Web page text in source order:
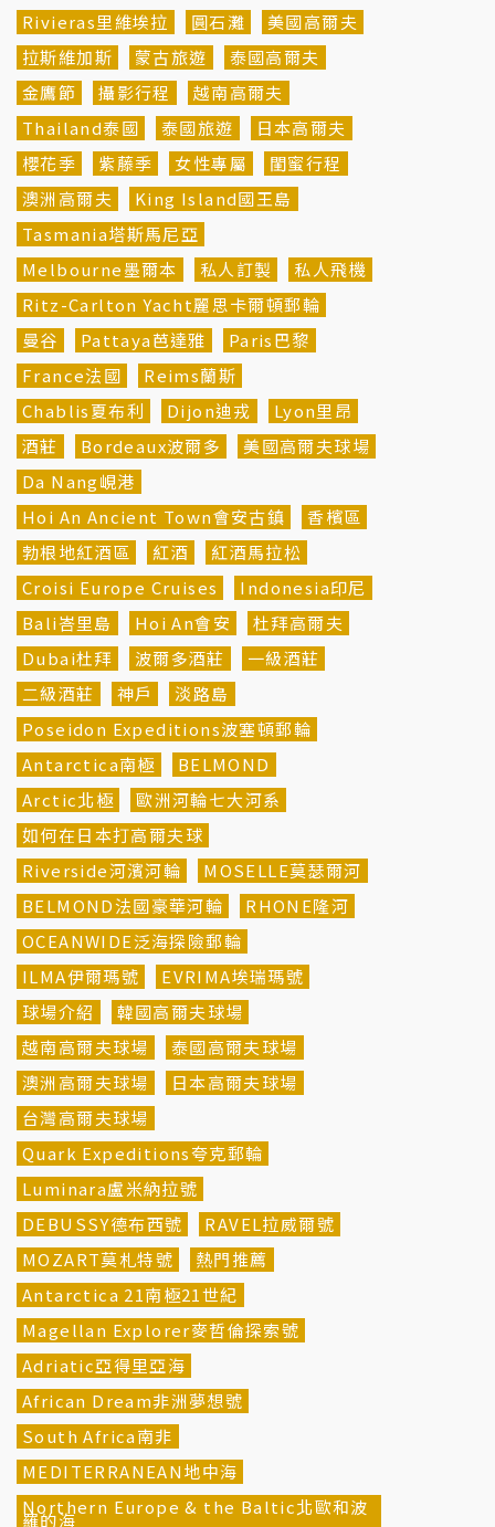
Rivieras里維埃拉
圓石灘
美國高爾夫
拉斯維加斯
蒙古旅遊
泰國高爾夫
金鷹節
攝影行程
越南高爾夫
Thailand泰國
泰國旅遊
日本高爾夫
櫻花季
紫藤季 女性專屬
閨蜜行程
澳洲高爾夫
King Island國王島
Tasmania塔斯馬尼亞
Melbourne墨爾本
私人訂製
私人飛機
Ritz-Carlton Yacht麗思卡爾頓郵輪
曼谷
Pattaya芭達雅
Paris巴黎
France法國
Reims蘭斯
Chablis夏布利
Dijon迪戎
Lyon里昂
酒莊
Bordeaux波爾多
美國高爾夫球場
Da Nang峴港
Hoi An Ancient Town會安古鎮
香檳區
勃根地紅酒區
紅酒
紅酒馬拉松
Croisi Europe Cruises
Indonesia印尼
Bali峇里島
Hoi An會安
杜拜高爾夫
Dubai杜拜
波爾多酒莊
一級酒莊
二級酒莊
神戶
淡路島
Poseidon Expeditions波塞頓郵輪
Antarctica南極
BELMOND
Arctic北極
歐洲河輪七大河系
如何在日本打高爾夫球
Riverside河濱河輪
MOSELLE莫瑟爾河
BELMOND法國豪華河輪
RHONE隆河
OCEANWIDE泛海探險郵輪
ILMA伊爾瑪號
EVRIMA埃瑞瑪號
球場介紹
韓國高爾夫球場
越南高爾夫球場
泰國高爾夫球場
澳洲高爾夫球場
日本高爾夫球場
台灣高爾夫球場
Quark Expeditions夸克郵輪
Luminara盧米納拉號
DEBUSSY德布西號
RAVEL拉威爾號
MOZART莫札特號
熱門推薦
Antarctica 21南極21世紀
Magellan Explorer麥哲倫探索號
Adriatic亞得里亞海
African Dream非洲夢想號
South Africa南非
MEDITERRANEAN地中海
Northern Europe & the Baltic北歐和波
羅的海